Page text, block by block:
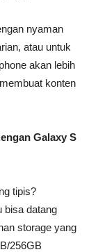
nyaman
atau untuk
akan lebih
konten
Galaxy S
tipis?
bisa datang
storage yang
256GB